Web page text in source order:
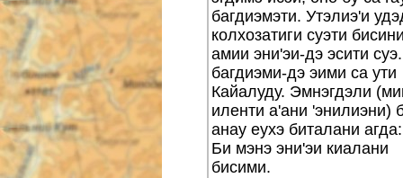
багдиэмэти. Утэлиэ'и
колхозатиги суэти
амии эни'эи-дэ эсити
багдиэми-дэ эими са ути
Кайалуду. Эмнэгдэли
иленти а'ани 'энилиэни)
анау еухэ биталани
Би мэнэ эни'эи киалани
бисими.